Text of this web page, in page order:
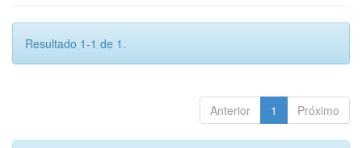
Resultado 1-1 de 1.
Anterior 1 Próximo